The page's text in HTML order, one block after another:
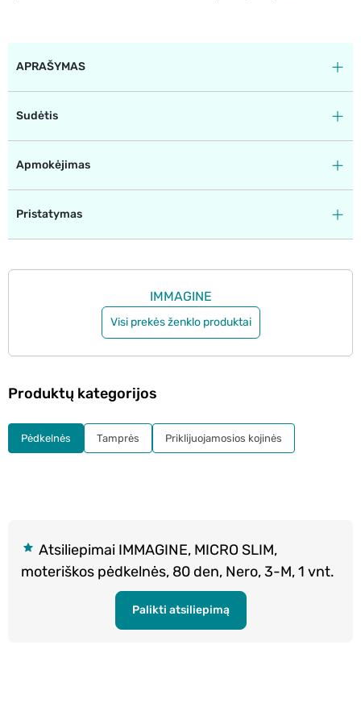
APRAŠYMAS
Sudėtis
Apmokėjimas
Pristatymas
IMMAGINE
Visi prekės ženklo produktai
Atsiliepimai IMMAGINE, MICRO SLIM,
moteriškos pėdkelnės, 80 den, Nero, 3-M, 1 vnt.
Palikti atsiliepimą
Produktų kategorijos
Pėdkelnės Tamprės Priklijuojamosios kojinės